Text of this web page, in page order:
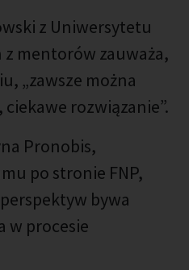
z Uniwersytetu
z mentorów zauważa,
„zawsze można
rozwiązanie”.
Pronobis,
po stronie FNP,
bywa
w procesie